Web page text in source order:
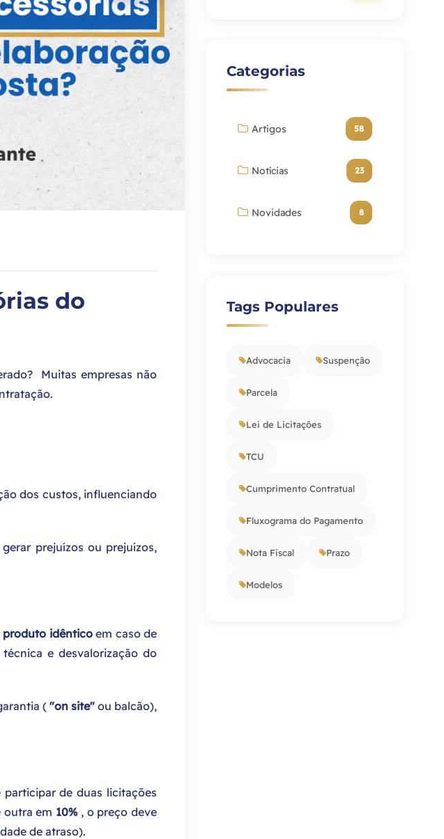
do
Muitas empresas não
dos custos, influenciando
prejuízos ou prejuízos,
produto idênticoem caso de
e desvalorização do
( "on site"ou balcão),
de duas licitações
em 10%, o preço deve
de atraso).
Categorias
Artigos 58
Notícias 23
Novidades 8
Tags Populares
Advocacia Suspenção
Parcela
Lei de Licitações
TCU
Cumprimento Contratual
Fluxograma do Pagamento
Nota Fiscal Prazo
Modelos